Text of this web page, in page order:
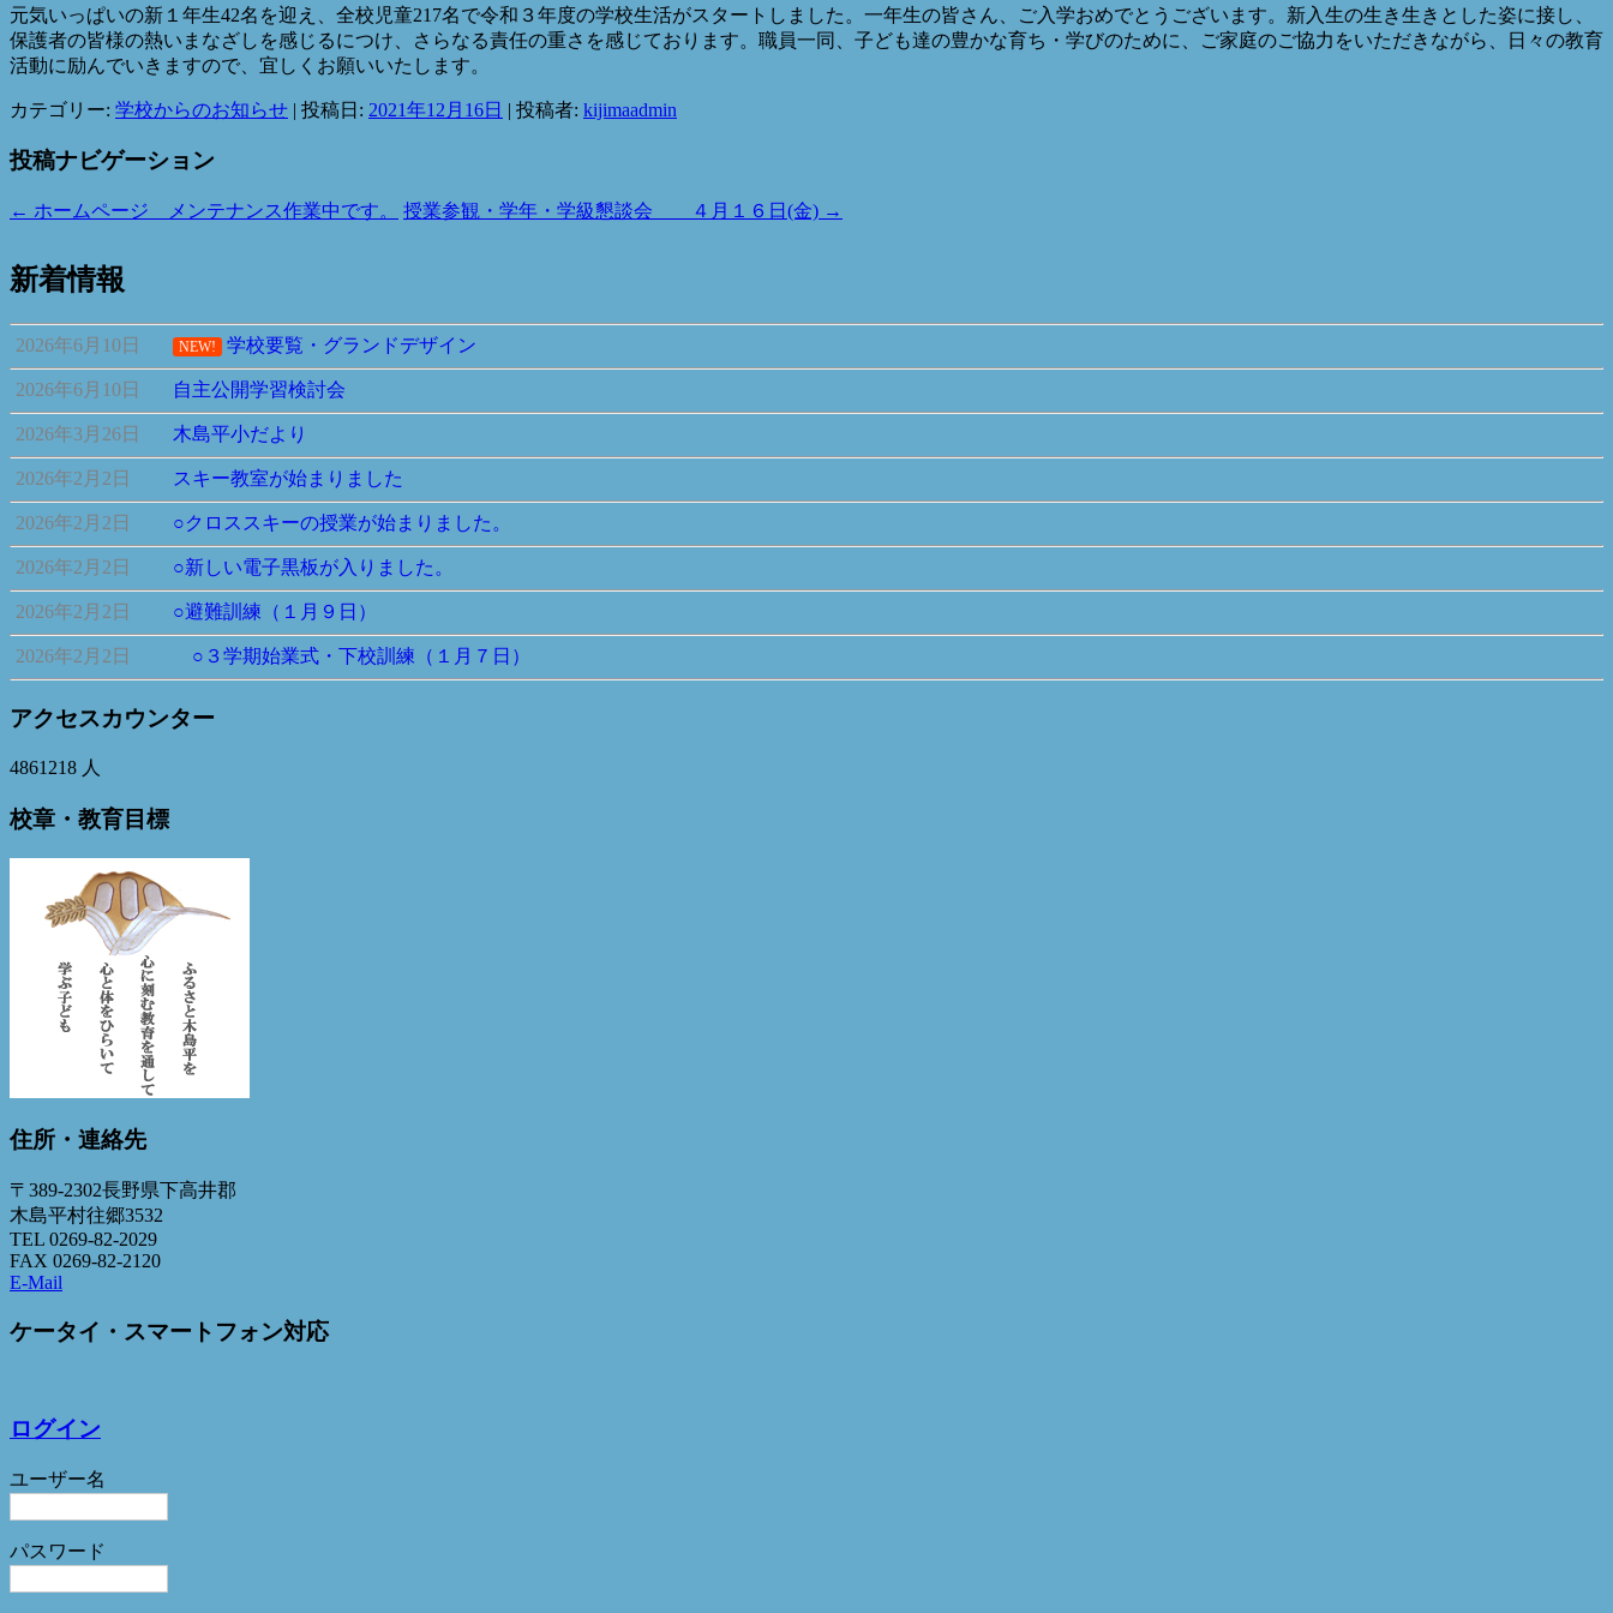
元気いっぱいの新１年生42名を迎え、全校児童217名で令和３年度の学校生活がスタートしました。一年生の皆さん、ご入学おめでとうございます。新入生の生き生きとした姿に接し、
保護者の皆様の熱いまなざしを感じるにつけ、さらなる責任の重さを感じております。職員一同、子ども達の豊かな育ち・学びのために、ご家庭のご協力をいただきながら、日々の教育
活動に励んでいきますので、宜しくお願いいたします。
カテゴリー: 学校からのお知らせ | 投稿日: 2021年12月16日 | 投稿者: kijimaadmin
投稿ナビゲーション
← ホームページ メンテナンス作業中です。 授業参観・学年・学級懇談会 ４月１６日(金) →
新着情報
2026年6月10日 NEW! 学校要覧・グランドデザイン
2026年6月10日 自主公開学習検討会
2026年3月26日 木島平小だより
2026年2月2日 スキー教室が始まりました
2026年2月2日 ○クロススキーの授業が始まりました。
2026年2月2日 ○新しい電子黒板が入りました。
2026年2月2日 ○避難訓練（１月９日）
2026年2月2日 ○３学期始業式・下校訓練（１月７日）
アクセスカウンター
4861218 人
校章・教育目標
住所・連絡先
〒389-2302長野県下高井郡
木島平村往郷3532
TEL 0269-82-2029
FAX 0269-82-2120
E-Mail
ケータイ・スマートフォン対応
ログイン
ユーザー名
パスワード